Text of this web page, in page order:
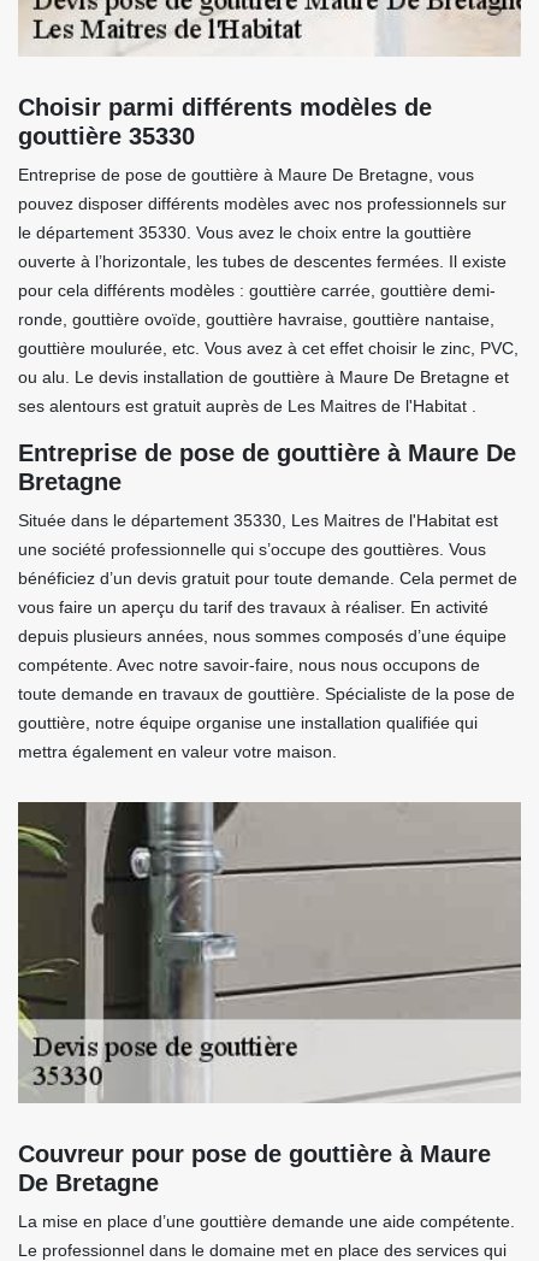
Choisir parmi différents modèles de
gouttière 35330
Entreprise de pose de gouttière à Maure De Bretagne, vous
pouvez disposer différents modèles avec nos professionnels sur
le département 35330. Vous avez le choix entre la gouttière
ouverte à l’horizontale, les tubes de descentes fermées. Il existe
pour cela différents modèles : gouttière carrée, gouttière demi-
ronde, gouttière ovoïde, gouttière havraise, gouttière nantaise,
gouttière moulurée, etc. Vous avez à cet effet choisir le zinc, PVC,
ou alu. Le devis installation de gouttière à Maure De Bretagne et
ses alentours est gratuit auprès de Les Maitres de l'Habitat .
Entreprise de pose de gouttière à Maure De
Bretagne
Située dans le département 35330, Les Maitres de l'Habitat est
une société professionnelle qui s’occupe des gouttières. Vous
bénéficiez d’un devis gratuit pour toute demande. Cela permet de
vous faire un aperçu du tarif des travaux à réaliser. En activité
depuis plusieurs années, nous sommes composés d’une équipe
compétente. Avec notre savoir-faire, nous nous occupons de
toute demande en travaux de gouttière. Spécialiste de la pose de
gouttière, notre équipe organise une installation qualifiée qui
mettra également en valeur votre maison.
Couvreur pour pose de gouttière à Maure
De Bretagne
La mise en place d’une gouttière demande une aide compétente.
Le professionnel dans le domaine met en place des services qui